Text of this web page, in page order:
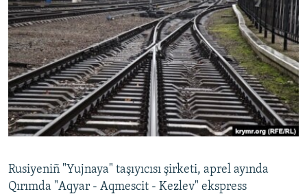
SÜRET
BLOGLAR
FİKİR
Русский
Українською
Rusiyeniñ "Yujnaya" taşıyıcısı şirketi, aprel ayında
Qırımda "Aqyar - Aqmescit - Kezlev" ekspress